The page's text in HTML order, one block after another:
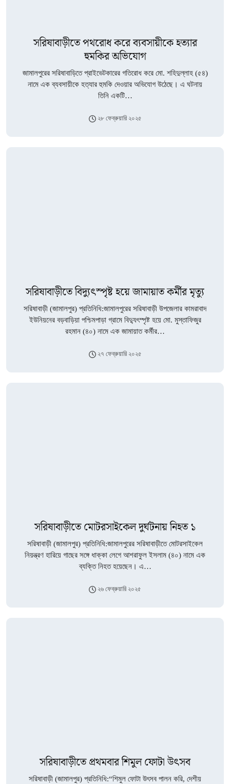
সরিষাবাড়ীতে পথরোধ করে ব্যবসায়ীকে হত্যার
হুমকির অভিযোগ
জামালপুরের সরিষাবাড়িতে প্রাইভেটকারের গতিরোধ করে মো. শহিদুল্লাহ (৫৪)
নামে এক ব্যবসায়ীকে হত্যার হুমকি দেওয়ার অভিযোগ উঠেছে। এ ঘটনায়
তিনি একটি…
২৮ ফেব্রুয়ারি ২০২৫
সরিষাবাড়ীতে বিদ্যুৎস্পৃষ্ট হয়ে জামায়াত কর্মীর মৃত্যু
সরিষাবাড়ী (জামালপুর) প্রতিনিধি:জামালপুরের সরিষাবাড়ী উপজেলার কামরাবাদ
ইউনিয়নের বড়বাড়িয়া পশ্চিমপাড়া গ্রামে বিদ্যুৎস্পৃষ্ট হয়ে মো. মুস্তাফিজুর
রহমান (৪০) নামে এক জামায়াত কর্মীর…
২৭ ফেব্রুয়ারি ২০২৫
সরিষাবাড়ীতে মোটরসাইকেল দুর্ঘটনায় নিহত ১
সরিষাবাড়ী (জামালপুর) প্রতিনিধি:জামালপুরের সরিষাবাড়ীতে মোটরসাইকেল
নিয়ন্ত্রণ হারিয়ে গাছের সঙ্গে ধাক্কা লেগে আশরাফুল ইসলাম (৪০) নামে এক
ব্যক্তি নিহত হয়েছেন। এ…
২৬ ফেব্রুয়ারি ২০২৫
সরিষাবাড়ীতে প্রথমবার শিমুল ফোটা উৎসব
সরিষাবাড়ী (জামালপুর) প্রতিনিধি:“শিমুল ফোটা উৎসব পালন করি, দেশীয়